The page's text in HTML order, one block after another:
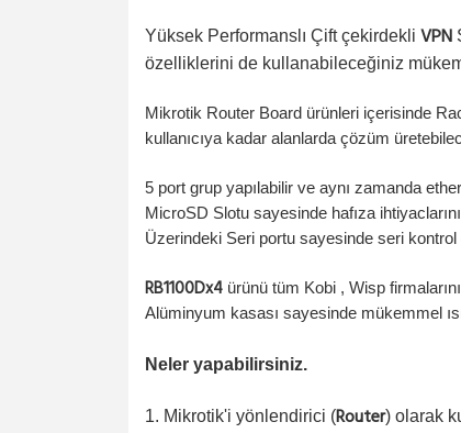
Yüksek Performanslı Çift çekirdekli VPN
özelliklerini de kullanabileceğiniz
Mikrotik Router Board ürünleri içerisinde
kullanıcıya kadar alanlarda çözüm
5 port grup yapılabilir ve aynı zamanda
MicroSD Slotu sayesinde hafıza
Üzerindeki Seri portu sayesinde seri
RB1100Dx4 ürünü tüm Kobi , Wisp
Alüminyum kasası sayesinde mükemmel
Neler yapabilirsiniz.
1. Mikrotik'i yönlendirici (Router) olarak